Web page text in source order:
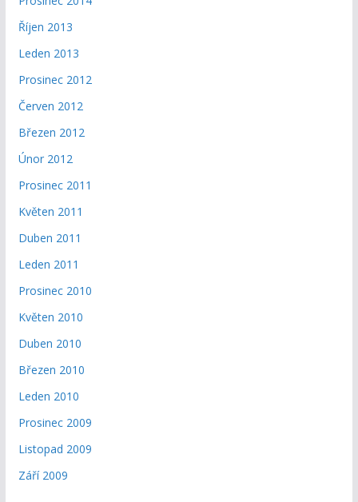
Říjen 2013
Leden 2013
Prosinec 2012
Červen 2012
Březen 2012
Únor 2012
Prosinec 2011
Květen 2011
Duben 2011
Leden 2011
Prosinec 2010
Květen 2010
Duben 2010
Březen 2010
Leden 2010
Prosinec 2009
Listopad 2009
Září 2009